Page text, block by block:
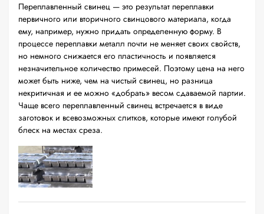
Переплавленный свинец — это результат переплавки
первичного или вторичного свинцового материала, когда
ему, например, нужно придать определенную форму. В
процессе переплавки металл почти не меняет своих свойств,
но немного снижается его пластичность и появляется
незначительное количество примесей. Поэтому цена на него
может быть ниже, чем на чистый свинец, но разница
некритичная и ее можно «добрать» весом сдаваемой партии.
Чаще всего переплавленный свинец встречается в виде
заготовок и всевозможных слитков, которые имеют голубой
блеск на местах среза.